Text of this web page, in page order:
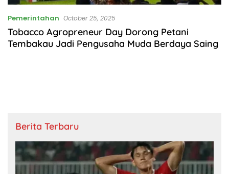
Pemerintahan October 25, 2025
Tobacco Agropreneur Day Dorong Petani
Tembakau Jadi Pengusaha Muda Berdaya Saing
Berita Terbaru